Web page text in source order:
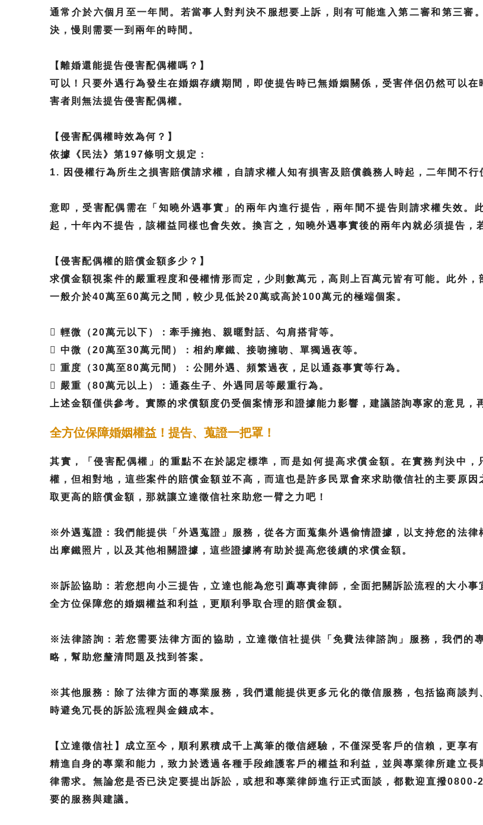
通常介於六個月至一年間。若當事人對判決不服想要上訴，則有可能進入第二審和第三審
決，慢則需要一到兩年的時間。
【離婚還能提告侵害配偶權嗎？】
可以！只要外遇行為發生在婚姻存續期間，即使提告時已無婚姻關係，受害伴侶仍然可以
害者則無法提告侵害配偶權。
【侵害配偶權時效為何？】
依據《民法》第197條明文規定：
1. 因侵權行為所生之損害賠償請求權，自請求權人知有損害及賠償義務人時起，二年間不行
意即，受害配偶需在「知曉外遇事實」的兩年內進行提告，兩年間不提告則請求權失效。
起，十年內不提告，該權益同樣也會失效。換言之，知曉外遇事實後的兩年內就必須提告，
【侵害配偶權的賠償金額多少？】
求償金額視案件的嚴重程度和侵權情形而定，少則數萬元，高則上百萬元皆有可能。此外
一般介於40萬至60萬元之間，較少見低於20萬或高於100萬元的極端個案。
 輕微（20萬元以下）：牽手擁抱、親暱對話、勾肩搭背等。
 中微（20萬至30萬元間）：相約摩鐵、接吻擁吻、單獨過夜等。
 重度（30萬至80萬元間）：公開外遇、頻繁過夜，足以通姦事實等行為。
 嚴重（80萬元以上）：通姦生子、外遇同居等嚴重行為。
上述金額僅供參考。實際的求償額度仍受個案情形和證據能力影響，建議諮詢專家的意見，
全方位保障婚姻權益！提告、蒐證一把罩！
其實，「侵害配偶權」的重點不在於認定標準，而是如何提高求償金額。在實務判決中
權，但相對地，這些案件的賠償金額並不高，而這也是許多民眾會來求助徵信社的主要原
取更高的賠償金額，那就讓立達徵信社來助您一臂之力吧！
※外遇蒐證：我們能提供「外遇蒐證」服務，從各方面蒐集外遇偷情證據，以支持您的法
出摩鐵照片，以及其他相關證據，這些證據將有助於提高您後續的求償金額。
※訴訟協助：若您想向小三提告，立達也能為您引薦專責律師，全面把關訴訟流程的大小事
全方位保障您的婚姻權益和利益，更順利爭取合理的賠償金額。
※法律諮詢：若您需要法律方面的協助，立達徵信社提供「免費法律諮詢」服務，我們的
略，幫助您釐清問題及找到答案。
※其他服務：除了法律方面的專業服務，我們還能提供更多元化的徵信服務，包括協商談
時避免冗長的訴訟流程與金錢成本。
【立達徵信社】成立至今，順利累積成千上萬筆的徵信經驗，不僅深受客戶的信賴，更享
精進自身的專業和能力，致力於透過各種手段維護客戶的權益和利益，並與專業律所建立
律需求。無論您是否已決定要提出訴訟，或想和專業律師進行正式面談，都歡迎直撥
要的服務與建議。